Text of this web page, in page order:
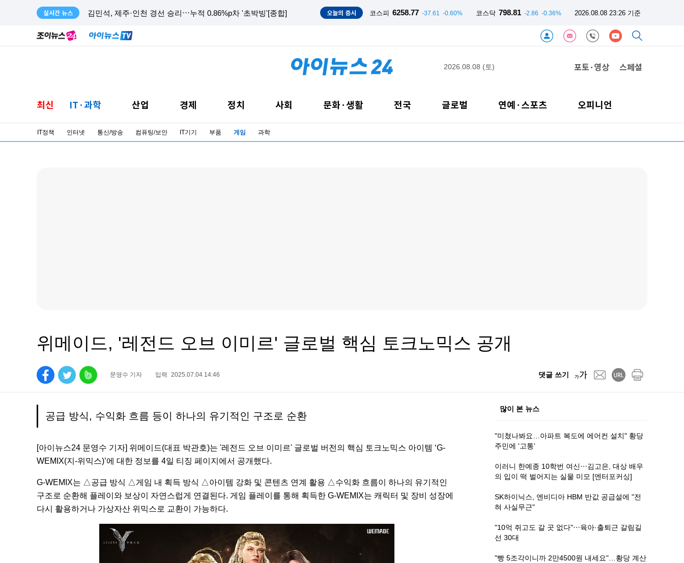
실시간 뉴스 김민석, 제주·인천 경선 승리⋯누적 0.86%p차 '초박빙'[종합] 오늘의 증시 코스피 6258.77 -37.61 -0.60% 코스닥 798.81 -2.86 -0.36% 2026.08.08 23:26 기준
2026.08.08 (토) 포토·영상 스페셜
최신 IT·과학 산업 경제 정치 사회 문화·생활 전국 글로벌 연예·스포츠 오피니언
IT정책 인터넷 통신/방송 컴퓨팅/보안 IT기기 부품 게임 과학
위메이드, '레전드 오브 이미르' 글로벌 핵심 토크노믹스 공개
문영수 기자 입력 2025.07.04 14:46 댓글 쓰기
공급 방식, 수익화 흐름 등이 하나의 유기적인 구조로 순환
[아이뉴스24 문영수 기자] 위메이드(대표 박관호)는 '레전드 오브 이미르' 글로벌 버전의 핵심 토크노믹스 아이템 ‘G-
WEMIX(지-위믹스)’에 대한 정보를 4일 티징 페이지에서 공개했다.
G-WEMIX는 △공급 방식 △게임 내 획득 방식 △아이템 강화 및 콘텐츠 연계 활용 △수익화 흐름이 하나의 유기적인
구조로 순환해 플레이와 보상이 자연스럽게 연결된다. 게임 플레이를 통해 획득한 G-WEMIX는 캐릭터 및 장비 성장에
다시 활용하거나 가상자산 위믹스로 교환이 가능하다.
많이 본 뉴스
"미쳤나봐요…아파트 복도에 에어컨 설치" 황당
주민에 '고통'
이러니 한예종 10학번 여신⋯김고은, 대상 배우
의 입이 떡 벌어지는 실물 미모 [엔터포커싱]
SK하이닉스, 엔비디아 HBM 반값 공급설에 "전
혀 사실무근"
"10억 쥐고도 갈 곳 없다"⋯육아·출퇴근 갈림길
선 30대
"빵 5조각이니까 2만4500원 내세요"…황당 계산